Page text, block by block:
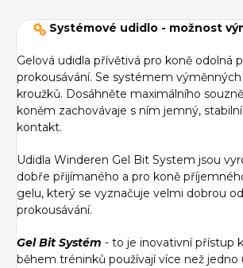
Systémové udidlo - možnost
Gelová udidla přívětivá pro koně odolná
prokousávání. Se systémem
kroužků. Dosáhněte maximálního
koněm zachovávaje s ním jemný,
kontakt.
Udidla Winderen Gel Bit System jsou
dobře přijímaného a pro koně
gelu, který se vyznačuje velmi dobrou
prokousávání.
Gel Bit Systém - to je inovativní přístup
během tréninků používají více než jedno